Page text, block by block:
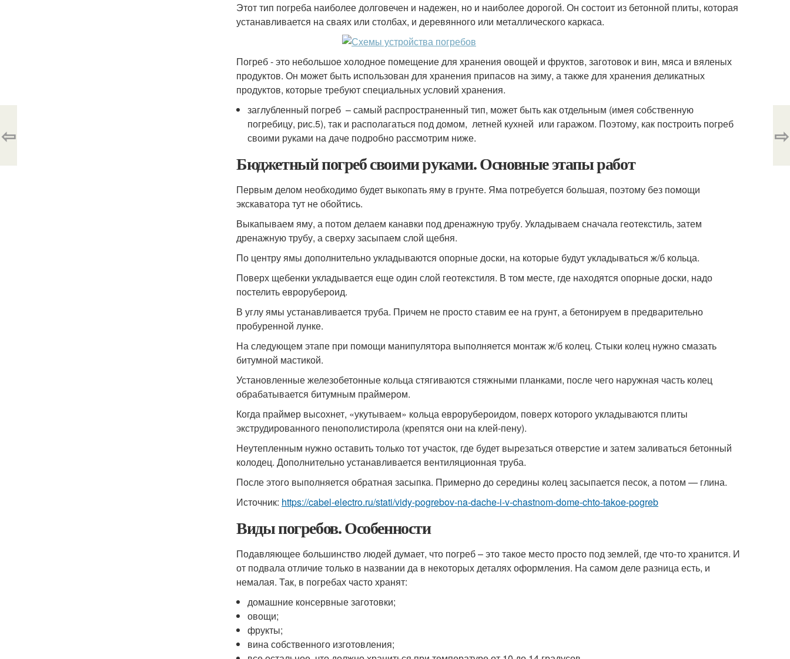
Этот тип погреба наиболее долговечен и надежен, но и наиболее дорогой. Он состоит из бетонной плиты, которая
устанавливается на сваях или столбах, и деревянного или металлического каркаса.
Погреб - это небольшое холодное помещение для хранения овощей и фруктов, заготовок и вин, мяса и вяленых
продуктов. Он может быть использован для хранения припасов на зиму, а также для хранения деликатных
продуктов, которые требуют специальных условий хранения.
заглубленный погреб – самый распространенный тип, может быть как отдельным (имея собственную
погребицу, рис.5), так и располагаться под домом, летней кухней или гаражом. Поэтому, как построить погреб
своими руками на даче подробно рассмотрим ниже.
Бюджетный погреб своими руками. Основные этапы работ
Первым делом необходимо будет выкопать яму в грунте. Яма потребуется большая, поэтому без помощи
экскаватора тут не обойтись.
Выкапываем яму, а потом делаем канавки под дренажную трубу. Укладываем сначала геотекстиль, затем
дренажную трубу, а сверху засыпаем слой щебня.
По центру ямы дополнительно укладываются опорные доски, на которые будут укладываться ж/б кольца.
Поверх щебенки укладывается еще один слой геотекстиля. В том месте, где находятся опорные доски, надо
постелить еврорубероид.
В углу ямы устанавливается труба. Причем не просто ставим ее на грунт, а бетонируем в предварительно
пробуренной лунке.
На следующем этапе при помощи манипулятора выполняется монтаж ж/б колец. Стыки колец нужно смазать
битумной мастикой.
Установленные железобетонные кольца стягиваются стяжными планками, после чего наружная часть колец
обрабатывается битумным праймером.
Когда праймер высохнет, «укутываем» кольца еврорубероидом, поверх которого укладываются плиты
экструдированного пенополистирола (крепятся они на клей-пену).
Неутепленным нужно оставить только тот участок, где будет вырезаться отверстие и затем заливаться бетонный
колодец. Дополнительно устанавливается вентиляционная труба.
После этого выполняется обратная засыпка. Примерно до середины колец засыпается песок, а потом — глина.
Источник: https://cabel-electro.ru/stati/vidy-pogrebov-na-dache-i-v-chastnom-dome-chto-takoe-pogreb
Виды погребов. Особенности
Подавляющее большинство людей думает, что погреб – это такое место просто под землей, где что-то хранится. И
от подвала отличие только в названии да в некоторых деталях оформления. На самом деле разница есть, и
немалая. Так, в погребах часто хранят:
домашние консервные заготовки;
овощи;
фрукты;
вина собственного изготовления;
⇦ ⇨